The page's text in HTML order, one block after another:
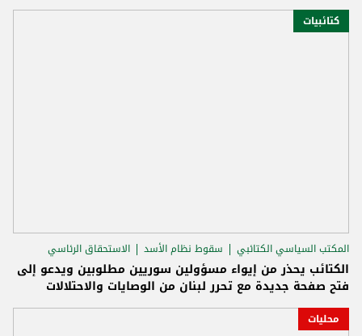
كتائبيات
المكتب السياسي الكتائبي سقوط نظام الأسد الاستحقاق الرئاسي
الكتائب يحذر من إيواء مسؤولين سوريين مطلوبين ويدعو إلى
فتح صفحة جديدة مع تحرر لبنان من الوصايات والاحتلالات
محليات